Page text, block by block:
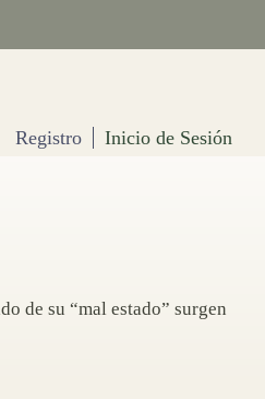
Registro Inicio de Sesión
de su “mal estado” surgen